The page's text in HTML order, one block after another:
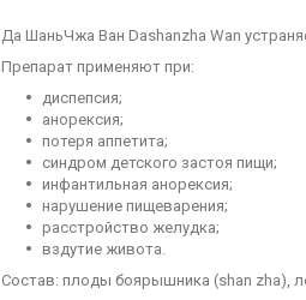
Да ШаньЧжа Ван Dashanzha Wan
Препарат применяют при:
диспепсия;
анорексия;
потеря аппетита;
синдром детского застоя пищи;
инфантильная анорексия;
нарушение пищеварения;
расстройство желудка;
вздутие живота.
Состав: плоды боярышника (shan zha),